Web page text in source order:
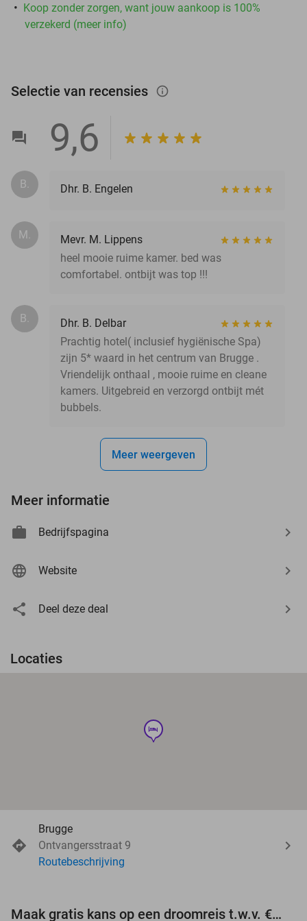
Koop zonder zorgen, want jouw aankoop is 100%
verzekerd (meer info)
Selectie van recensies info_outlined
9,6
B. Dhr. B. Engelen
M.
Mevr. M. Lippens
heel mooie ruime kamer. bed was
comfortabel. ontbijt was top !!!
B.
Dhr. B. Delbar
Prachtig hotel( inclusief hygiënische Spa)
zijn 5* waard in het centrum van Brugge .
Vriendelijk onthaal , mooie ruime en cleane
kamers. Uitgebreid en verzorgd ontbijt mét
bubbels.
Meer weergeven
Meer informatie
Bedrijfspagina
Website
Deel deze deal
Locaties
hotel
Brugge
Ontvangersstraat 9
Routebeschrijving
Maak gratis kans op een droomreis t.w.v. €3.000!